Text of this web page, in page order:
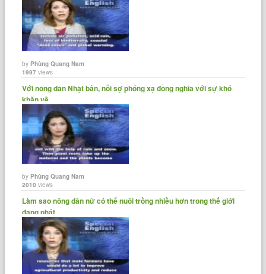
byPhùng Quang Nam
1997 views
Với nông dân Nhật bản, nỗi sợ phóng xạ đồng nghĩa với sự khó
khăn về......
byPhùng Quang Nam
2010 views
Làm sao nông dân nữ có thể nuôi trồng nhiều hơn trong thế giới
đang phát......